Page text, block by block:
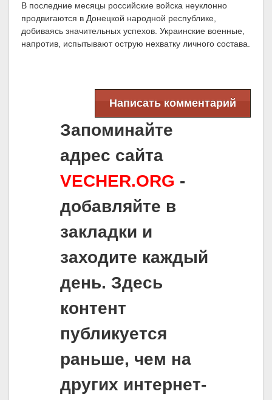
В последние месяцы российские войска неуклонно
продвигаются в Донецкой народной республике,
добиваясь значительных успехов. Украинские военные,
напротив, испытывают острую нехватку личного состава.
Написать комментарий
Запоминайте
адрес сайта
VECHER.ORG -
добавляйте в
закладки и
заходите каждый
день. Здесь
контент
публикуется
раньше, чем на
других интернет-